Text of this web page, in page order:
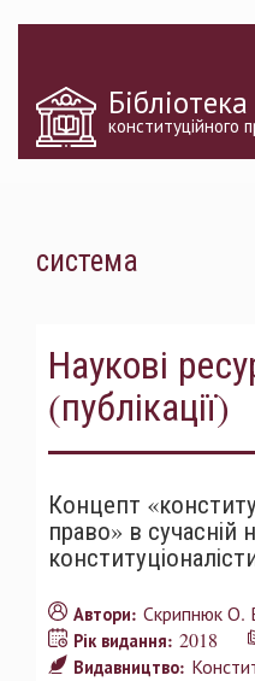
Бібліотека
конституційного
система
Наукові
(публікації)
Концепт
право» в сучасній
Автори: Скрипнюк О.
Рік видання: 2018
Видавництво: